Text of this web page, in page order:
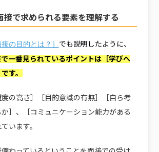
接で求められる要素を理解する
の目的とは？］
でも説明したように、
一番見られているポイントは［学びへ
す。
の高さ］［目的意識の有無］［自ら考
］、［コミュニケーション能力がある
います。